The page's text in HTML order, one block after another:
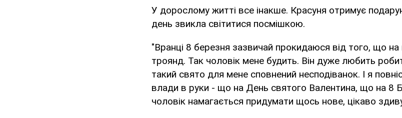
У дорослому житті все інакше. Красуня отримує
день звикла світитися посмішкою.
"Вранці 8 березня зазвичай прокидаюся від того, що
троянд. Так чоловік мене будить. Він дуже любить
такий свято для мене сповнений несподіванок. І я
влади в руки - що на День святого Валентина, що на 8
чоловік намагається придумати щось нове, цікаво